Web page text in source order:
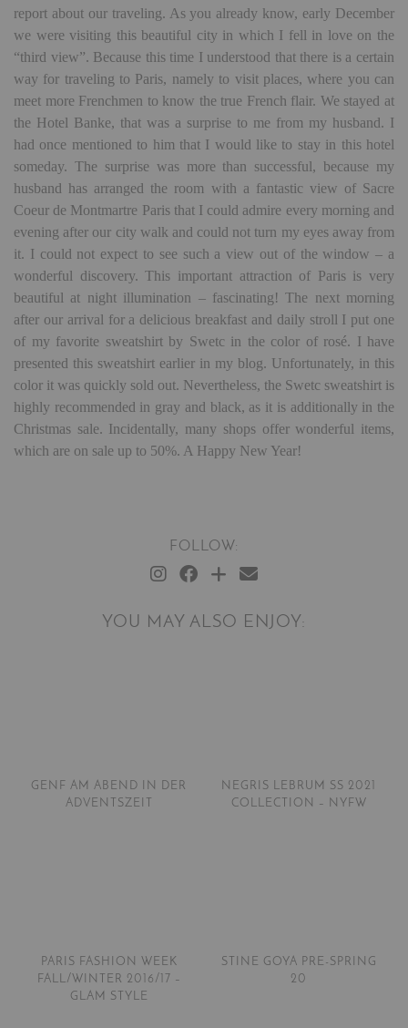
report about our traveling. As you already know, early December
we were visiting this beautiful city in which I fell in love on the
“third view”. Because this time I understood that there is a certain
way for traveling to Paris, namely to visit places, where you can
meet more Frenchmen to know the true French flair. We stayed at
the Hotel Banke, that was a surprise to me from my husband. I
had once mentioned to him that I would like to stay in this hotel
someday. The surprise was more than successful, because my
husband has arranged the room with a fantastic view of Sacre
Coeur de Montmartre Paris that I could admire every morning and
evening after our city walk and could not turn my eyes away from
it. I could not expect to see such a view out of the window – a
wonderful discovery. This important attraction of Paris is very
beautiful at night illumination – fascinating! The next morning
after our arrival for a delicious breakfast and daily stroll I put one
of my favorite sweatshirt by Swetc in the color of rosé. I have
presented this sweatshirt earlier in my blog. Unfortunately, in this
color it was quickly sold out. Nevertheless, the Swetc sweatshirt is
highly recommended in gray and black, as it is additionally in the
Christmas sale. Incidentally, many shops offer wonderful items,
which are on sale up to 50%. A Happy New Year!
FOLLOW:
YOU MAY ALSO ENJOY:
GENF AM ABEND IN DER
ADVENTSZEIT
NEGRIS LEBRUM SS 2021
COLLECTION – NYFW
PARIS FASHION WEEK
FALL/WINTER 2016/17 –
GLAM STYLE
STINE GOYA PRE-SPRING
20